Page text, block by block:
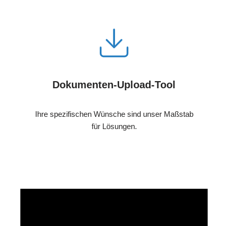
Dokumenten-Upload-Tool
Ihre spezifischen Wünsche sind unser Maßstab
für Lösungen.